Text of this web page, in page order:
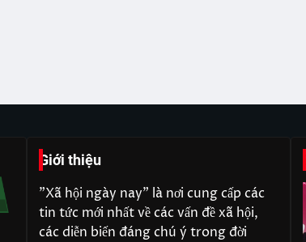
Giới thiệu
"Xã hội ngày nay" là nơi cung cấp các
tin tức mới nhất về các vấn đề xã hội,
các diễn biến đáng chú ý trong đời